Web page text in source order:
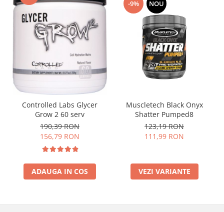
Controlled Labs Glycer
Grow 2 60 serv
190,39 RON
156,79 RON
ADAUGA IN COS
-9% NOU
Muscletech Black Onyx
Shatter Pumped8
123,19 RON
111,99 RON
VEZI VARIANTE